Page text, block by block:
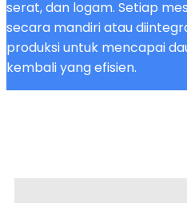
serat, dan logam. Setiap
secara mandiri atau
produksi untuk mencapai
kembali yang efisien.